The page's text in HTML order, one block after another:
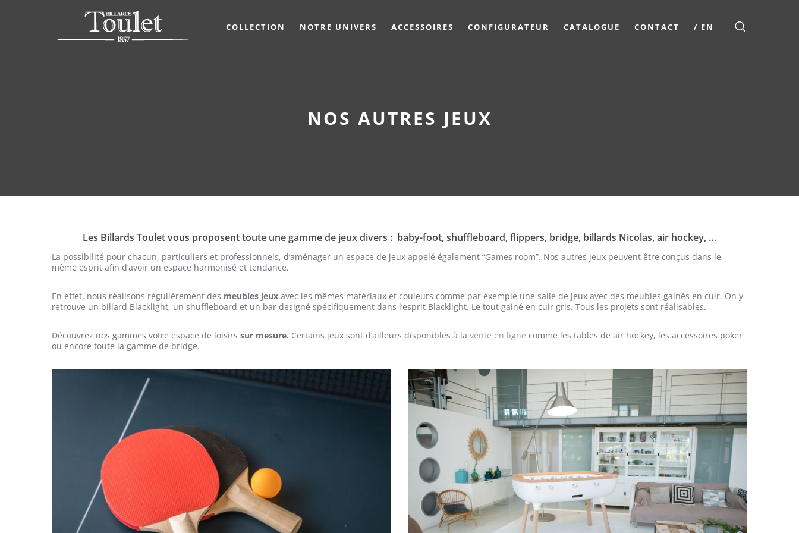
COLLECTION NOTRE UNIVERS ACCESSOIRES CONFIGURATEUR CATALOGUE CONTACT / EN
NOS AUTRES JEUX
Les Billards Toulet vous proposent toute une gamme de jeux divers : baby-foot, shuffleboard, flippers, bridge, billards Nicolas, air hockey, …
La possibilité pour chacun, particuliers et professionnels, d’aménager un espace de jeux appelé également “Games room”. Nos autres jeux peuvent être conçus dans le
même esprit afin d’avoir un espace harmonisé et tendance.
En effet, nous réalisons régulièrement des meubles jeux avec les mêmes matériaux et couleurs comme par exemple une salle de jeux avec des meubles gainés en cuir. On y
retrouve un billard Blacklight, un shuffleboard et un bar designé spécifiquement dans l’esprit Blacklight. Le tout gainé en cuir gris. Tous les projets sont réalisables.
Découvrez nos gammes votre espace de loisirs sur mesure. Certains jeux sont d’ailleurs disponibles à la vente en ligne comme les tables de air hockey, les accessoires poker
ou encore toute la gamme de bridge.